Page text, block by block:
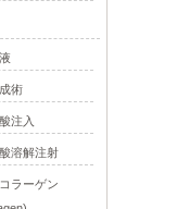
術
注入
溶解注射
ラーゲン